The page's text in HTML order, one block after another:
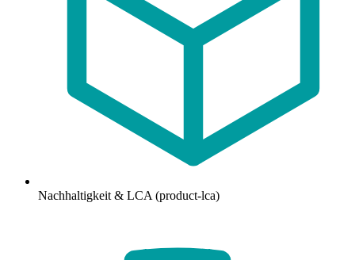
Nachhaltigkeit & LCA (product-lca)